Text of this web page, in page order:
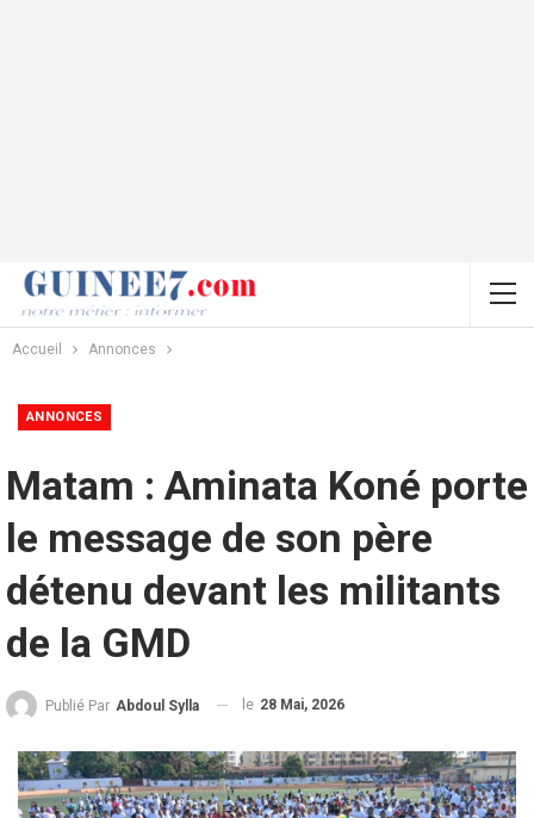
Accueil Annonces
ANNONCES
Matam : Aminata Koné porte
le message de son père
détenu devant les militants
de la GMD
Publié Par Abdoul Sylla le 28 Mai, 2026